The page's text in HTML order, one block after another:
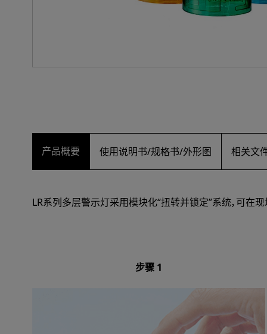
产品概要 使用说明书/规格书/外形图 相关文
LR系列多层警示灯采用模块化“扭转并锁定”系统，可在
步骤 1